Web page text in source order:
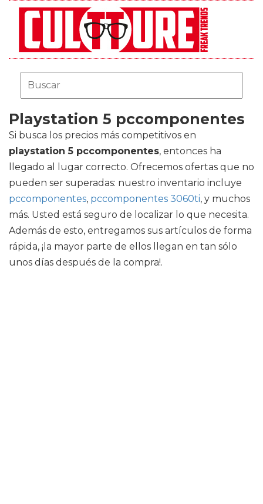
Playstation 5 pccomponentes
Si busca los precios más competitivos en
playstation 5 pccomponentes, entonces ha
llegado al lugar correcto. Ofrecemos ofertas que no
pueden ser superadas: nuestro inventario incluye
pccomponentes, pccomponentes 3060ti, y muchos
más. Usted está seguro de localizar lo que necesita.
Además de esto, entregamos sus artículos de forma
rápida, ¡la mayor parte de ellos llegan en tan sólo
unos días después de la compra!.